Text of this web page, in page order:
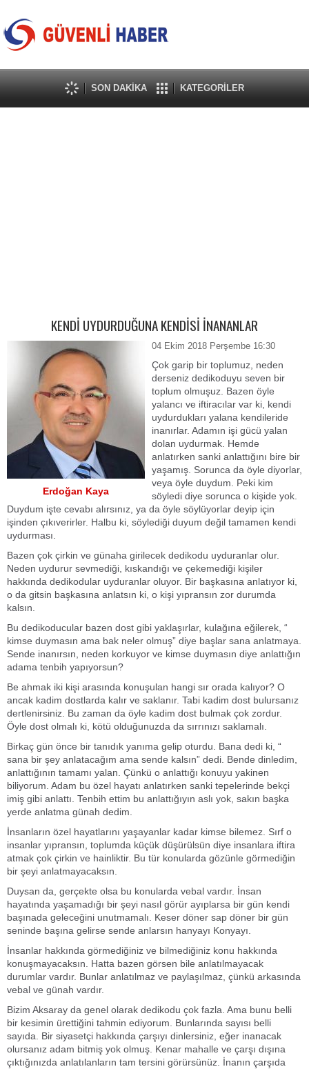
SON DAKİKA KATEGORİLER
KENDİ UYDURDUĞUNA KENDİSİ İNANANLAR
Erdoğan Kaya
04 Ekim 2018 Perşembe 16:30
Çok garip bir toplumuz, neden
derseniz dedikoduyu seven bir
toplum olmuşuz. Bazen öyle
yalancı ve iftiracılar var ki, kendi
uydurdukları yalana kendileride
inanırlar. Adamın işi gücü yalan
dolan uydurmak. Hemde
anlatırken sanki anlattığını bire bir
yaşamış. Sorunca da öyle diyorlar,
veya öyle duydum. Peki kim
söyledi diye sorunca o kişide yok.
Duydum işte cevabı alırsınız, ya da öyle söylüyorlar deyip için
işinden çıkıverirler. Halbu ki, söylediği duyum değil tamamen kendi
uydurması.
Bazen çok çirkin ve günaha girilecek dedikodu uyduranlar olur.
Neden uydurur sevmediği, kıskandığı ve çekemediği kişiler
hakkında dedikodular uyduranlar oluyor. Bir başkasına anlatıyor ki,
o da gitsin başkasına anlatsın ki, o kişi yıpransın zor durumda
kalsın.
Bu dedikoducular bazen dost gibi yaklaşırlar, kulağına eğilerek, “
kimse duymasın ama bak neler olmuş” diye başlar sana anlatmaya.
Sende inanırsın, neden korkuyor ve kimse duymasın diye anlattığın
adama tenbih yapıyorsun?
Be ahmak iki kişi arasında konuşulan hangi sır orada kalıyor? O
ancak kadim dostlarda kalır ve saklanır. Tabi kadim dost bulursanız
dertlenirsiniz. Bu zaman da öyle kadim dost bulmak çok zordur.
Öyle dost olmalı ki, kötü olduğunuzda da sırrınızı saklamalı.
Birkaç gün önce bir tanıdık yanıma gelip oturdu. Bana dedi ki, “
sana bir şey anlatacağım ama sende kalsın” dedi. Bende dinledim,
anlattığının tamamı yalan. Çünkü o anlattığı konuyu yakinen
biliyorum. Adam bu özel hayatı anlatırken sanki tepelerinde bekçi
imiş gibi anlattı. Tenbih ettim bu anlattığıyın aslı yok, sakın başka
yerde anlatma günah dedim.
İnsanların özel hayatlarını yaşayanlar kadar kimse bilemez. Sırf o
insanlar yıpransın, toplumda küçük düşürülsün diye insanlara iftira
atmak çok çirkin ve hainliktir. Bu tür konularda gözünle görmediğin
bir şeyi anlatmayacaksın.
Duysan da, gerçekte olsa bu konularda vebal vardır. İnsan
hayatında yaşamadığı bir şeyi nasıl görür ayıplarsa bir gün kendi
başınada geleceğini unutmamalı. Keser döner sap döner bir gün
seninde başına gelirse sende anlarsın hanyayı Konyayı.
İnsanlar hakkında görmediğiniz ve bilmediğiniz konu hakkında
konuşmayacaksın. Hatta bazen görsen bile anlatılmayacak
durumlar vardır. Bunlar anlatılmaz ve paylaşılmaz, çünkü arkasında
vebal ve günah vardır.
Bizim Aksaray da genel olarak dedikodu çok fazla. Ama bunu belli
bir kesimin ürettiğini tahmin ediyorum. Bunlarında sayısı belli
sayıda. Bir siyasetçi hakkında çarşıyı dinlersiniz, eğer inanacak
olursanız adam bitmiş yok olmuş. Kenar mahalle ve çarşı dışına
çıktığınızda anlatılanların tam tersini görürsünüz. İnanın çarşıda